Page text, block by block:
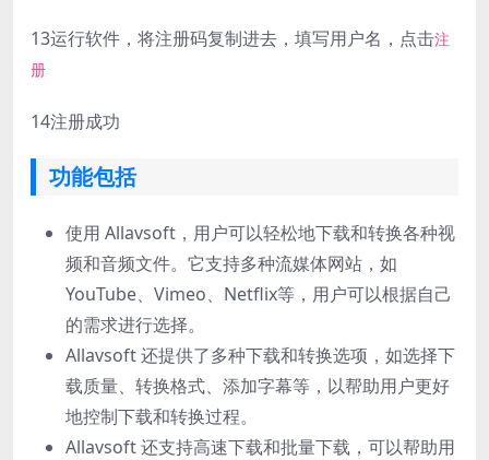
13运行软件，将注册码复制进去，填写用户名，点击注
册
14注册成功
功能包括
使用 Allavsoft，用户可以轻松地下载和转换各种视
频和音频文件。它支持多种流媒体网站，如
YouTube、Vimeo、Netflix等，用户可以根据自己
的需求进行选择。
Allavsoft 还提供了多种下载和转换选项，如选择下
载质量、转换格式、添加字幕等，以帮助用户更好
地控制下载和转换过程。
Allavsoft 还支持高速下载和批量下载，可以帮助用